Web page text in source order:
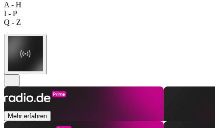
A - H
I - P
Q - Z
Mehr erfahren